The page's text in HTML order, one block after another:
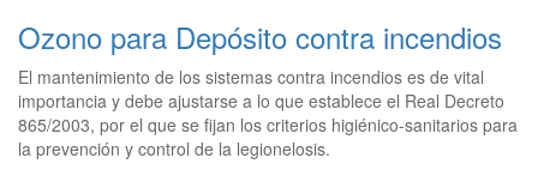
Ozono para Depósito contra incendios
El mantenimiento de los sistemas contra incendios es de vital
importancia y debe ajustarse a lo que establece el Real Decreto
865/2003, por el que se fijan los criterios higiénico-sanitarios para
la prevención y control de la legionelosis.